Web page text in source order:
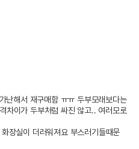
난해서 재구매함 ㅠㅠ 두부모래보다는
차이가 두부처럼 싸진 않고.. 여러모로
장실이 더러워져요 부스러기들때문